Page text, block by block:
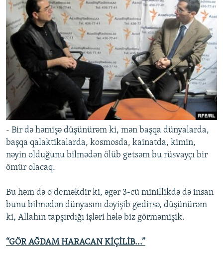
- Bir də həmişə düşünürəm ki, mən başqa dünyalarda,
başqa qalaktikalarda, kosmosda, kainatda, kimin,
nəyin olduğunu bilmədən ölüb getsəm bu rüsvayçı bir
ömür olacaq.
Bu həm də o deməkdir ki, əgər 3-cü minillikdə də insan
bunu bilmədən dünyasını dəyişib gedirsə, düşünürəm
ki, Allahın tapşırdığı işləri hələ biz görməmişik.
“GÖR AĞDAM HARACAN KİÇİLİB...”